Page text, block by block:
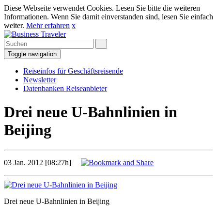
Diese Webseite verwendet Cookies. Lesen Sie bitte die weiteren
Informationen. Wenn Sie damit einverstanden sind, lesen Sie einfach
weiter. Mehr erfahren x
Toggle navigation
Reiseinfos für Geschäftsreisende
Newsletter
Datenbanken Reiseanbieter
Drei neue U-Bahnlinien in
Beijing
03 Jan. 2012 [08:27h]
Drei neue U-Bahnlinien in Beijing